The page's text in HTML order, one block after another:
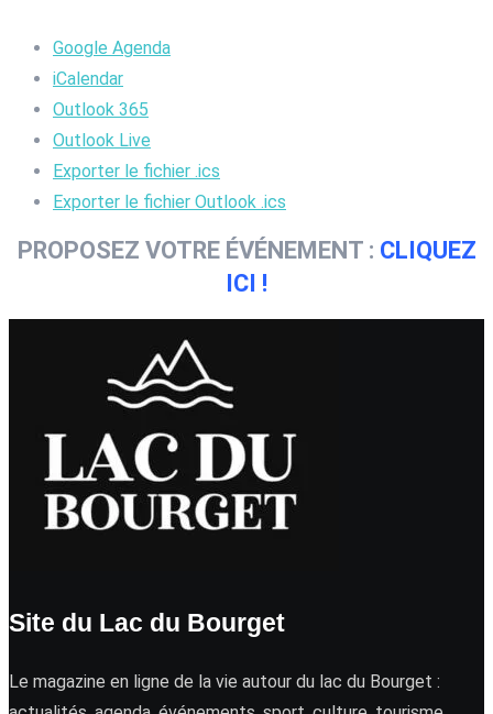
Google Agenda
iCalendar
Outlook 365
Outlook Live
Exporter le fichier .ics
Exporter le fichier Outlook .ics
PROPOSEZ VOTRE ÉVÉNEMENT : CLIQUEZ
ICI !
Site du Lac du Bourget
Le magazine en ligne de la vie autour du lac du Bourget :